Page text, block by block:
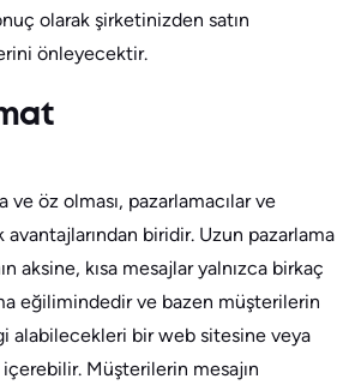
olarak şirketinizden satın
önleyecektir.
ve öz olması, pazarlamacılar ve
biridir. Uzun pazarlama
aksine, kısa mesajlar yalnızca birkaç
eğilimindedir ve bazen müşterilerin
alabilecekleri bir web sitesine veya
içerebilir. Müşterilerin mesajın